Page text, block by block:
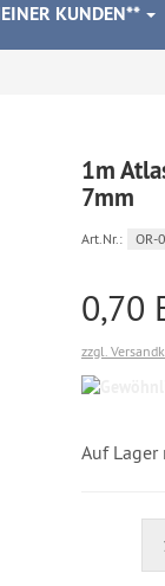
KUNDEN**
1m
7mm
Art.Nr.: OR-
0,70
zzgl.
Auf Lager